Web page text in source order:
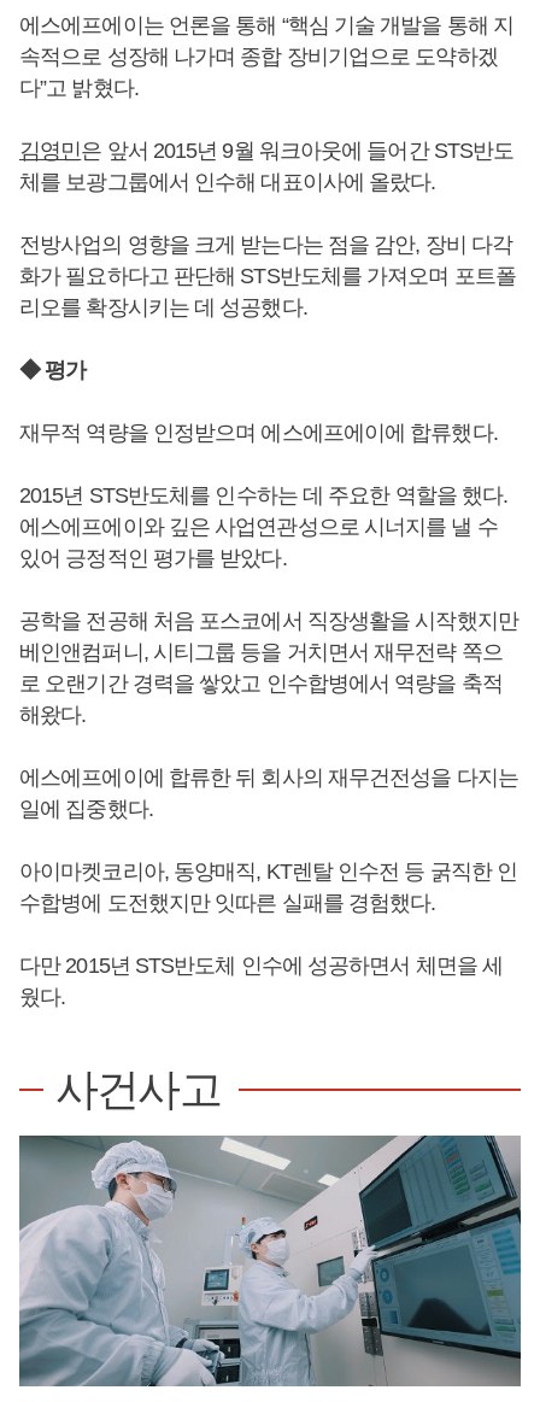
에스에프에이는 언론을 통해 “핵심 기술 개발을 통해 지
속적으로 성장해 나가며 종합 장비기업으로 도약하겠
다”고 밝혔다.
김영민은 앞서 2015년 9월 워크아웃에 들어간 STS반도
체를 보광그룹에서 인수해 대표이사에 올랐다.
전방사업의 영향을 크게 받는다는 점을 감안, 장비 다각
화가 필요하다고 판단해 STS반도체를 가져오며 포트폴
리오를 확장시키는 데 성공했다.
◆ 평가
재무적 역량을 인정받으며 에스에프에이에 합류했다.
2015년 STS반도체를 인수하는 데 주요한 역할을 했다.
에스에프에이와 깊은 사업연관성으로 시너지를 낼 수
있어 긍정적인 평가를 받았다.
공학을 전공해 처음 포스코에서 직장생활을 시작했지만
베인앤컴퍼니, 시티그룹 등을 거치면서 재무전략 쪽으
로 오랜기간 경력을 쌓았고 인수합병에서 역량을 축적
해왔다.
에스에프에이에 합류한 뒤 회사의 재무건전성을 다지는
일에 집중했다.
아이마켓코리아, 동양매직, KT렌탈 인수전 등 굵직한 인
수합병에 도전했지만 잇따른 실패를 경험했다.
다만 2015년 STS반도체 인수에 성공하면서 체면을 세
웠다.
사건사고